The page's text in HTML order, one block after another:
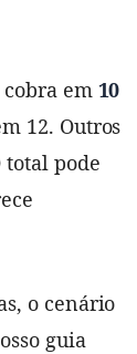
em 10
12. Outros
total pode
o cenário
guia